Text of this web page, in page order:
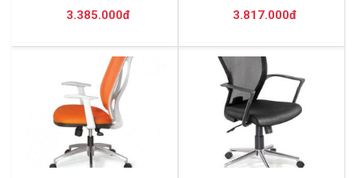
3.385.000đ 3.817.000đ